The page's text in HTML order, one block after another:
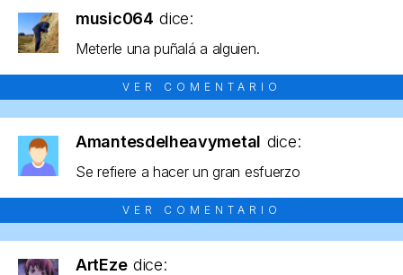
music064 dice:
Meterle una puñalá a alguien.
VER COMENTARIO
Amantesdelheavymetal dice:
Se refiere a hacer un gran esfuerzo
VER COMENTARIO
ArtEze dice: